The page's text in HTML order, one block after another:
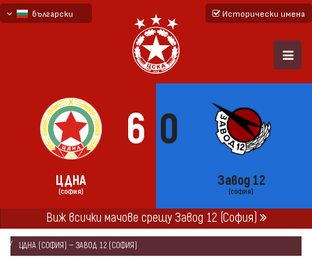
български
Исторически имена
6 0
ЦДНА
(СОФИЯ)
Завод 12
(СОФИЯ)
Виж всички мачове срещу Завод 12 (София)
НАЧАЛО СЕЗОНИ 1956
„А“ РЕПУБЛИКАНСКА ФУТБОЛНА ГРУПА 1956
ЦДНА (СОФИЯ) — ЗАВОД 12 (СОФИЯ)